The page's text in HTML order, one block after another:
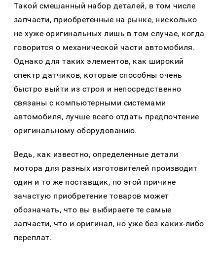
Такой смешанный набор деталей, в том числе
запчасти, приобретенные на рынке, нисколько
не хуже оригинальных лишь в том случае, когда
говорится о механической части автомобиля.
Однако для таких элементов, как широкий
спектр датчиков, которые способны очень
быстро выйти из строя и непосредственно
связаны с компьютерными системами
автомобиля, лучше всего отдать предпочтение
оригинальному оборудованию.
Ведь, как известно, определенные детали
мотора для разных изготовителей производит
один и то же поставщик, по этой причине
зачастую приобретение товаров может
обозначать, что вы выбираете те самые
запчасти, что и оригинал, но уже без каких-либо
переплат.